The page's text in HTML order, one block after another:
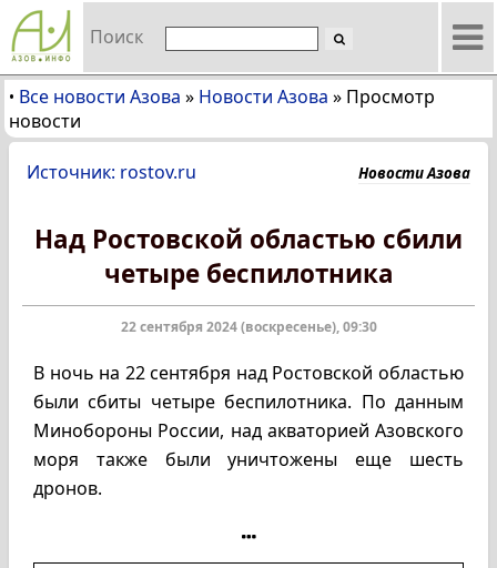
Поиск
• Все новости Азова » Новости Азова » Просмотр
новости
Источник: rostov.ru Новости Азова
Над Ростовской областью сбили
четыре беспилотника
22 сентября 2024 (воскресенье), 09:30
В ночь на 22 сентября над Ростовской областью
были сбиты четыре беспилотника. По данным
Минобороны России, над акваторией Азовского
моря также были уничтожены еще шесть
дронов.